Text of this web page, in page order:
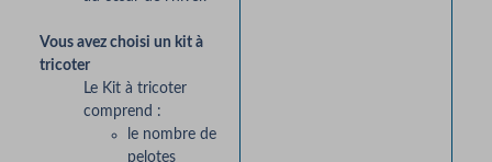
Vous avez choisi un kit à
tricoter
Le Kit à tricoter
comprend :
le nombre de
pelotes